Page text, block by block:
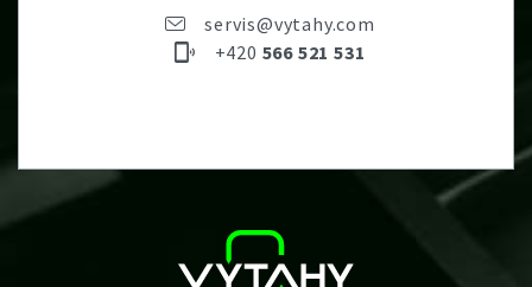
servis@vytahy.com
+420 566 521 531